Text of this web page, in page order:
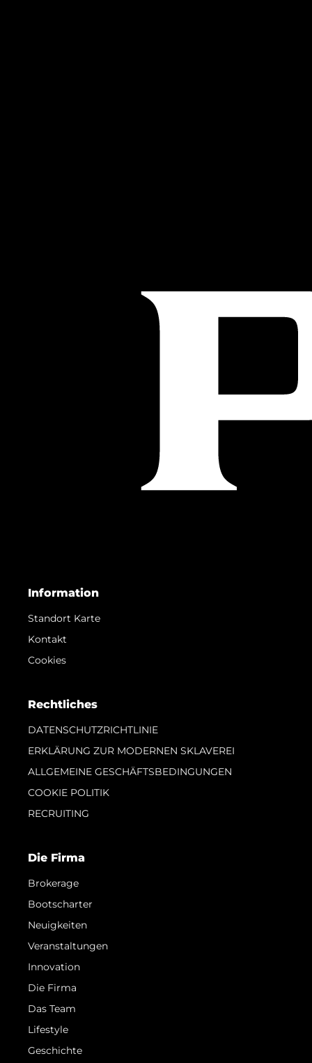
Information
Standort Karte
Kontakt
Cookies
Rechtliches
DATENSCHUTZRICHTLINIE
ERKLÄRUNG ZUR MODERNEN SKLAVEREI
ALLGEMEINE GESCHÄFTSBEDINGUNGEN
COOKIE POLITIK
RECRUITING
Die Firma
Brokerage
Bootscharter
Neuigkeiten
Veranstaltungen
Innovation
Die Firma
Das Team
Lifestyle
Geschichte